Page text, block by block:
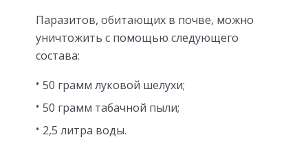
Паразитов, обитающих в почве, можно
уничтожить с помощью следующего
состава:
50 грамм луковой шелухи;
50 грамм табачной пыли;
2,5 литра воды.